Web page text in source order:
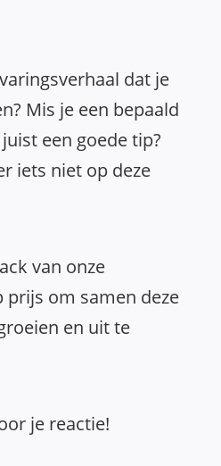
dat je
Mis je een bepaald
een goede tip?
iets niet op deze
van onze
prijs om samen deze
en uit te
je reactie!